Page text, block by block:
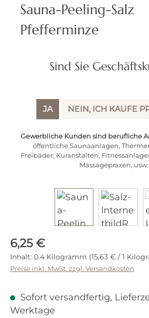
Sind Sie
JA NEIN, ICH KAUFE
Gewerbliche Kunden sind berufliche
öffentliche Saunaanlagen,
Freibäder, Kuranstalten,
Massagepraxen, usw.
Sauna-Peeling-Salz
Pfefferminze
Bildergalerie überspringen
Regulärer Preis:
6,25 €
Inhalt: 0.4 Kilogramm (15,63 € / 1
Preise inkl. MwSt. zzgl. Versandkosten
Sofort versandfertig,
Werktage